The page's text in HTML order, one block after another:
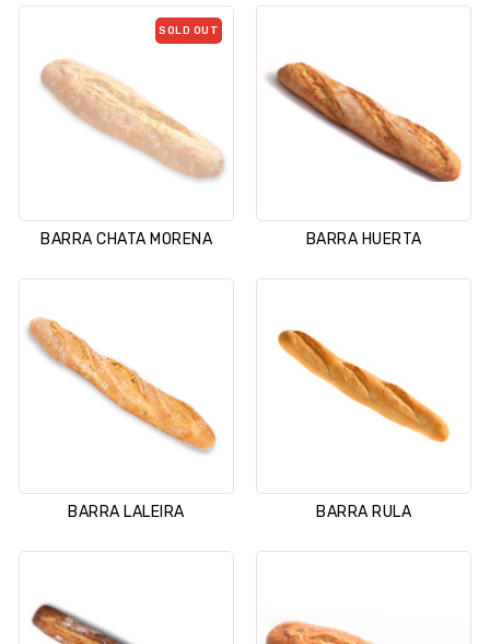
SOLD OUT
BARRA CHATA MORENA BARRA HUERTA
BARRA LALEIRA BARRA RULA